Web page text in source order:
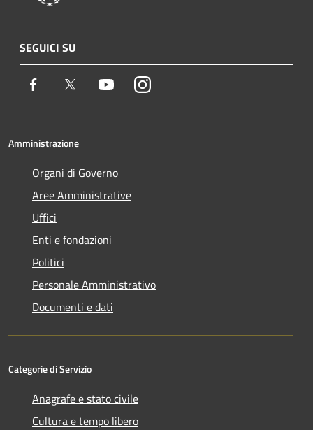
SEGUICI SU
Facebook Twitter YoutubeInstagram
Amministrazione
Organi di Governo
Aree Amministrative
Uffici
Enti e fondazioni
Politici
Personale Amministrativo
Documenti e dati
Categorie di Servizio
Anagrafe e stato civile
Cultura e tempo libero